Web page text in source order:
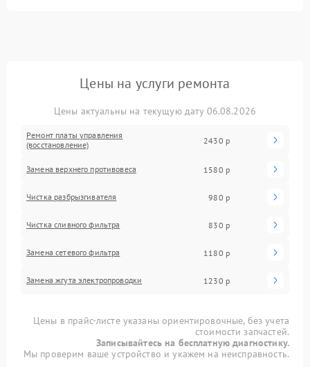
Цены на услуги ремонта
Цены актуальны на текущую дату 06.08.2026
Ремонт платы управления
(восстановление)
2430 р
Замена верхнего противовеса 1580 р
Чистка разбрызгивателя 980 р
Чистка сливного фильтра 830 р
Замена сетевого фильтра 1180 р
Замена жгута электропроводки 1230 р
Цены в прайс-листе указаны ориентировочные, без учета
стоимости запчастей.
Записывайтесь на бесплатную диагностику.
Мы проверим ваше устройство и укажем на неисправность.